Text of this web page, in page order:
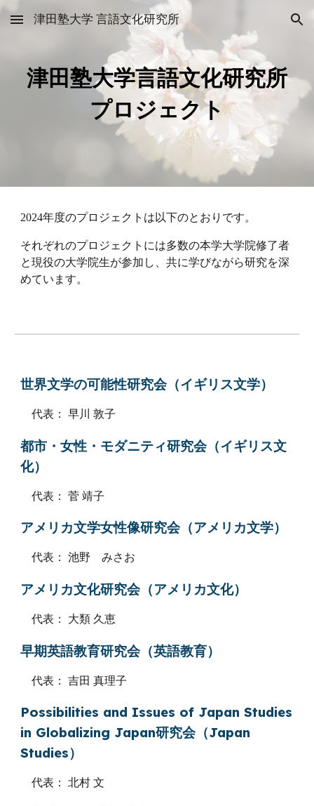
Skip to main content Skip to navigation
津田塾大学 言語文化研究所
津田塾大学言語文化研究所
プロジェクト
2024年度のプロジェクトは以下のとおりです。
それぞれのプロジェクトには多数の本学大学院修了者
と現役の大学院生が参加し、共に学びながら研究を深
めています。
世界文学の可能性研究会（イギリス文学）
代表： 早川 敦子
都市・女性・モダニティ研究会（イギリス文
化）
代表： 菅 靖子
アメリカ文学女性像研究会（アメリカ文学）
代表： 池野 みさお
アメリカ文化研究会（アメリカ文化）
代表： 大類 久恵
早期英語教育研究会（英語教育）
代表： 吉田 真理子
Possibilities and Issues of Japan Studies
in Globalizing Japan研究会（Japan
Studies）
代表： 北村 文